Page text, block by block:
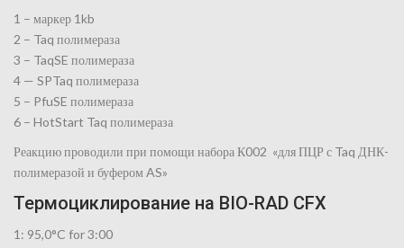
1 – маркер 1kb
2 – Taq полимераза
3 – TaqSE полимераза
4 — SPTaq полимераза
5 – PfuSE полимераза
6 – HotStart Taq полимераза
Реакцию проводили при помощи набора К002 «для ПЦР с Taq ДНК-
полимеразой и буфером AS»
Термоциклирование на BIO-RAD CFX
1: 95,0°C for 3:00